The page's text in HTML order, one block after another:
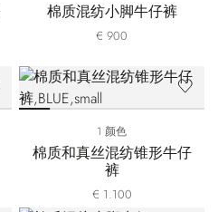
棉质混纺小脚牛仔裤
€ 900
1 颜色
棉质和真丝混纺锥形牛仔
裤
€ 1.100